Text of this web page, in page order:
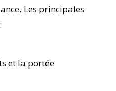
Les principales
et la portée